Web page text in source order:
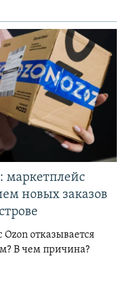
маркетплейс
новых заказов
отказывается
В чем причина?